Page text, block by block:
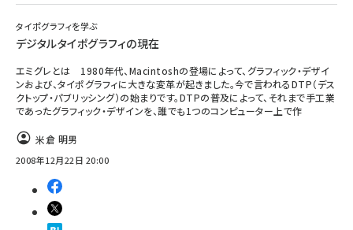
タイポグラフィを学ぶ
デジタルタイポグラフィの現在
エミグレとは 1980年代、Macintoshの登場によって、グラフィック・デザイ
ンおよび、タイポグラフィに大きな変革が起きました。今で言われるDTP（デス
クトップ・パブリッシング）の始まりです。DTPの普及によって、それまで手工業
であったグラフィック・デザインを、誰でも1つのコンピューター上で作
米倉 明男
2008年12月22日 20:00